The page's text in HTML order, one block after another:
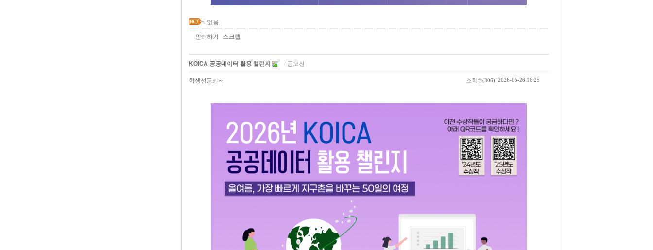
없음.
인쇄하기 스크랩
KOICA 공공데이터 활용 챌린지 공모전
학생성공센터 조회수(306) 2026-05-26 16:25